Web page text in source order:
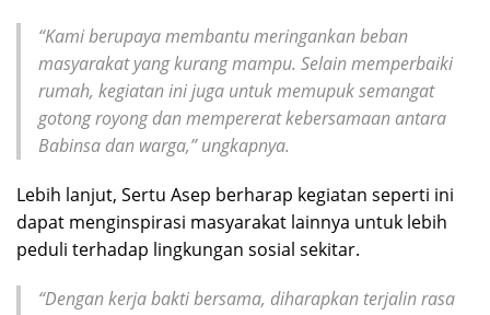
“Kami berupaya membantu meringankan beban
masyarakat yang kurang mampu. Selain memperbaiki
rumah, kegiatan ini juga untuk memupuk semangat
gotong royong dan mempererat kebersamaan antara
Babinsa dan warga,” ungkapnya.
Lebih lanjut, Sertu Asep berharap kegiatan seperti ini
dapat menginspirasi masyarakat lainnya untuk lebih
peduli terhadap lingkungan sosial sekitar.
“Dengan kerja bakti bersama, diharapkan terjalin rasa